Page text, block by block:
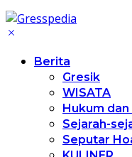
Berita
Gresik
WISATA
Hukum dan
Sejarah-
Seputar